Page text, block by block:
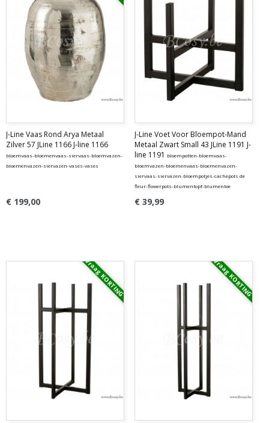
J-Line Vaas Rond Arya Metaal
Zilver 57 JLine 1166 J-line 1166
bloemvaas-bloemenvaas-siervaas-bloemvazen-
bloemenvazen-siervazen-vases-vases
€ 199,00
J-Line Voet Voor Bloempot-Mand
Metaal Zwart Small 43 JLine 1191 J-
line 1191
bloempotten-bloemvaas-
bloemvazen-bloemenvaas-bloemenvazen-
siervaas-siervazen-bloempotjes-cachepots de
fleur-flowerpots-blumentopf-blumentoe
€ 39,99
Vraag KORTING Vraag KORTING